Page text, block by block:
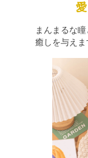
まんまるな
癒しを与えま